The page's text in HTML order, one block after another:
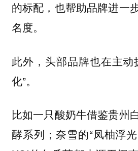
的标配，也帮助品牌进一
名度。
此外，头部品牌也在主动
化”。
比如一只酸奶牛借鉴贵州
酵系列；奈雪的“凤柚浮光